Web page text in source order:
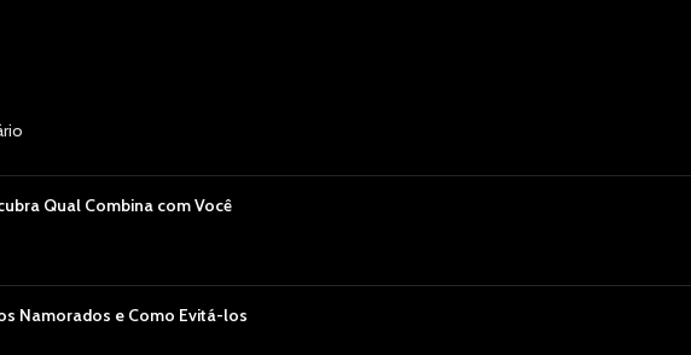
Qual Combina com Você
Namorados e Como Evitá-los